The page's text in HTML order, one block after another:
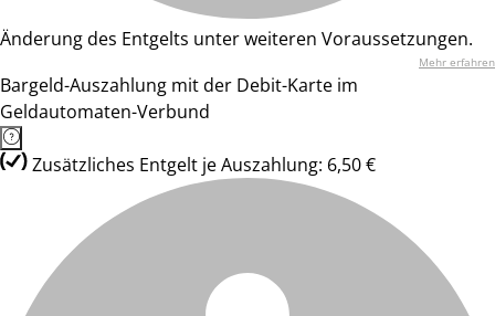
Änderung des Entgelts unter weiteren Voraussetzungen.
Mehr erfahren
Bargeld-Auszahlung mit der Debit-Karte im
Geldautomaten-Verbund
Zusätzliches Entgelt je Auszahlung: 6,50 €